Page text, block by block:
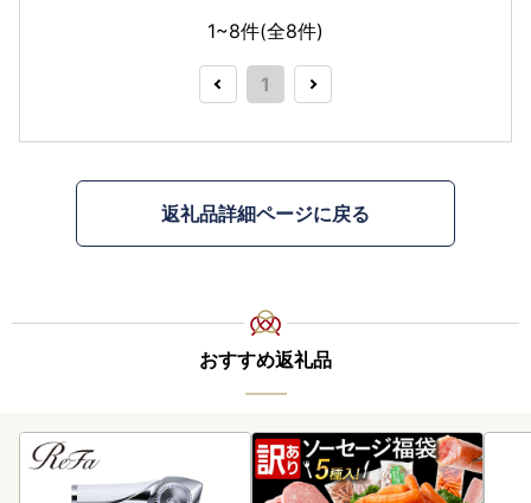
1~8件(全8件)
1
返礼品詳細ページに戻る
おすすめ返礼品